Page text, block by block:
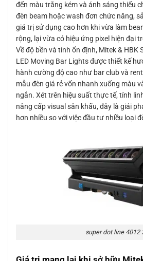
đến màu trắng kém và ánh sáng thiếu
đèn beam hoặc wash đơn chức năng,
giá trị sử dụng cao hơn khi vừa làm
rộng, lại vừa có hiệu ứng pixel hiện đại
Về độ bền và tính ổn định, Mitek & HBK
LED Moving Bar Lights được thiết kế
hành cường độ cao như bar club và
mẫu đèn giá rẻ vốn nhanh xuống màu
ngắn. Xét trên hiệu suất thực tế, tính
nâng cấp visual sân khấu, đây là giải
hơn nhiều so với việc đầu tư nhiều loại
super dot line 4012